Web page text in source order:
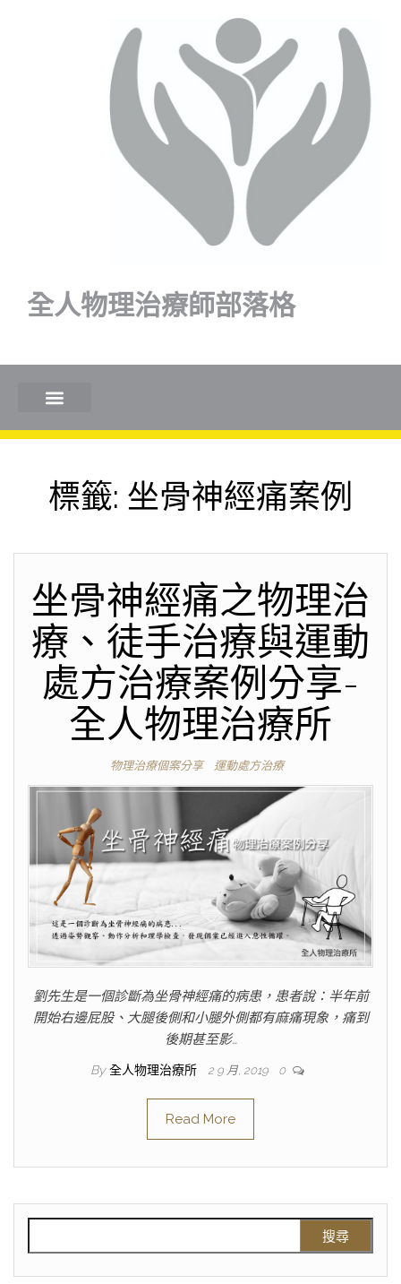
全人物理治療師部落格
標籤: 坐骨神經痛案例
坐骨神經痛之物理治
療、徒手治療與運動
處方治療案例分享-
全人物理治療所
物理治療個案分享 運動處方治療
劉先生是一個診斷為坐骨神經痛的病患，患者說：半年前
開始右邊屁股、大腿後側和小腿外側都有麻痛現象，痛到
後期甚至影…
By 全人物理治療所 2 9 月, 2019 0
Read More